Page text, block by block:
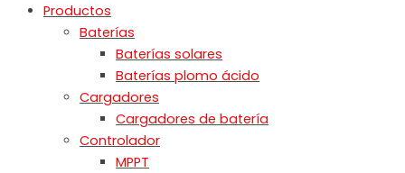
Productos
Baterías
Baterías solares
Baterías plomo ácido
Cargadores
Cargadores de batería
Controlador
MPPT